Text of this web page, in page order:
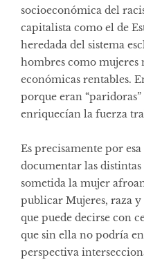
socioeconómica del
capitalista como el de
heredada del sistema
hombres como mujeres
económicas rentables.
porque eran
enriquecían la fuerza
Es precisamente por
documentar las distintas
sometida la mujer
publicar Mujeres, raza y
que puede decirse con
que sin ella no podría
perspectiva